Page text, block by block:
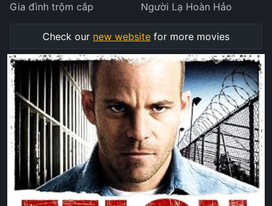
Gia đình trộm cắp
Người Lạ Hoàn Hảo
Check our new website for more movies